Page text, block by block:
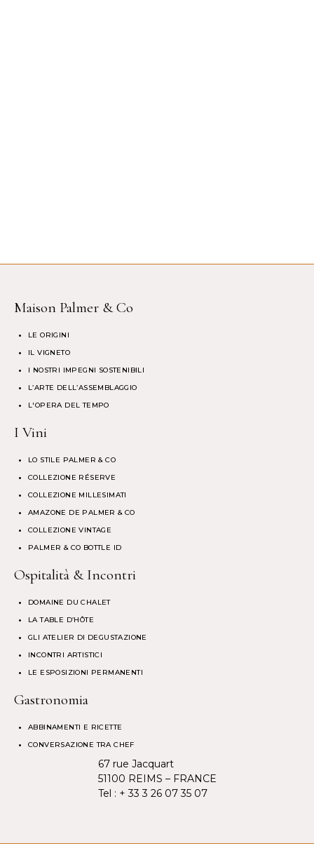
Maison Palmer & Co
LE ORIGINI
IL VIGNETO
I NOSTRI IMPEGNI SOSTENIBILI
L’ARTE DELL’ASSEMBLAGGIO
L'OPERA DEL TEMPO
I Vini
LO STILE PALMER & CO
COLLEZIONE RÉSERVE
COLLEZIONE MILLESIMATI
AMAZONE DE PALMER & CO
COLLEZIONE VINTAGE
PALMER & CO BOTTLE ID
Ospitalità & Incontri
DOMAINE DU CHALET
LA TABLE D’HÔTE
GLI ATELIER DI DEGUSTAZIONE
INCONTRI ARTISTICI
LE ESPOSIZIONI PERMANENTI
Gastronomia
ABBINAMENTI E RICETTE
CONVERSAZIONE TRA CHEF
67 rue Jacquart
51100 REIMS – FRANCE
Tel : + 33 3 26 07 35 07